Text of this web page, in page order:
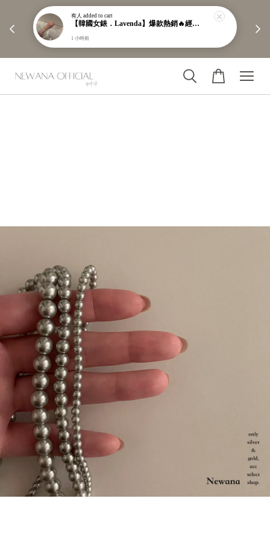
        【分享購物評價💬】贈$30元購物金
有人 added to cart
【韓國女錶．Lavenda】爆款熱銷🔥經典之作老錢風編織紋理奢華金錶【nk64】
1 小時前